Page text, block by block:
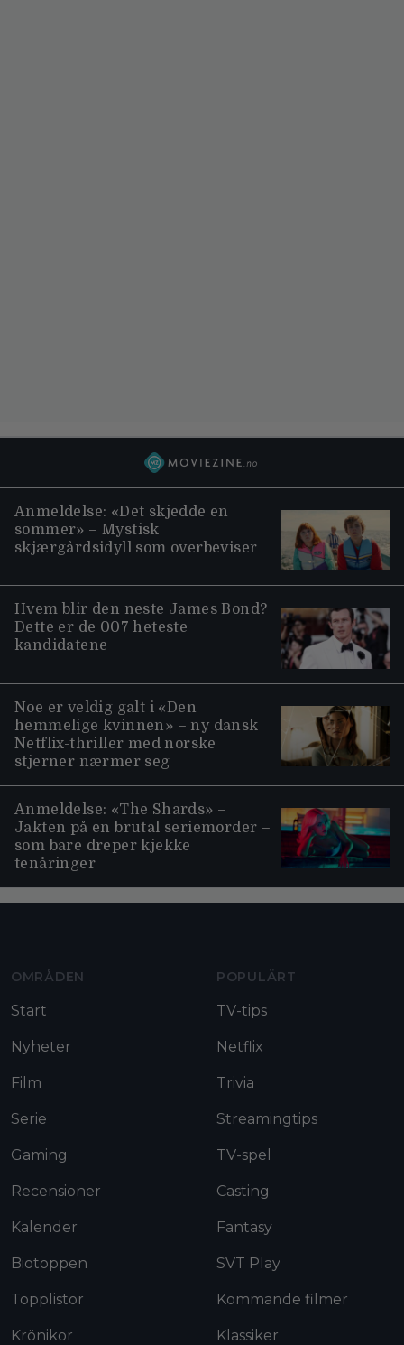
Anmeldelse: «Det skjedde en
sommer» – Mystisk
skjærgårdsidyll som overbeviser
Hvem blir den neste James Bond?
Dette er de 007 heteste
kandidatene
Noe er veldig galt i «Den
hemmelige kvinnen» – ny dansk
Netflix-thriller med norske
stjerner nærmer seg
Anmeldelse: «The Shards» –
Jakten på en brutal seriemorder –
som bare dreper kjekke
tenåringer
OMRÅDEN
Start
Nyheter
Film
Serie
Gaming
Recensioner
Kalender
Biotoppen
Topplistor
Krönikor
POPULÄRT
TV-tips
Netflix
Trivia
Streamingtips
TV-spel
Casting
Fantasy
SVT Play
Kommande filmer
Klassiker